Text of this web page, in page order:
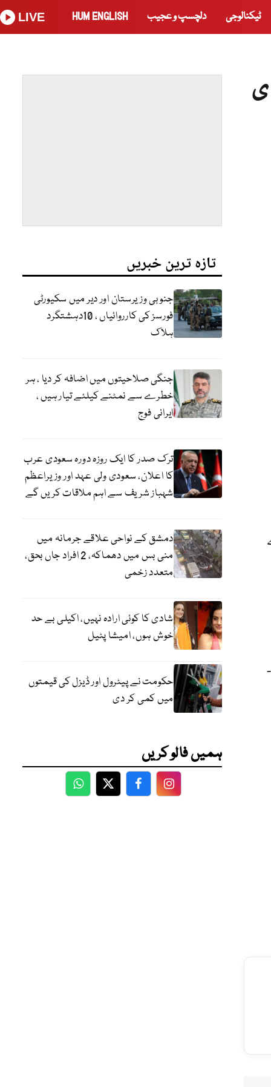
ٹیکنالوجی دلچسپ و عجیب HUM ENGLISH
LIVE
تازہ ترین خبریں
جنوبی وزیرستان اور دیر میں سکیورٹی
فورسز کی کارروائیاں ، 10دہشتگرد
ہلاک
جنگی صلاحیتوں میں اضافہ کر دیا ، ہر
خطرے سے نمٹنے کیلئے تیار ہیں ،
ایرانی فوج
ترک صدر کا ایک روزہ دورہ سعودی عرب
کا اعلان، سعودی ولی عہد اور وزیراعظم
شہباز شریف سے اہم ملاقات کریں گے
دمشق کے نواحی علاقے جرمانہ میں
منی بس میں دھماکہ، 2 افراد جاں بحق،
متعدد زخمی
شادی کا کوئی ارادہ نہیں، اکیلی بے حد
خوش ہوں، امیشا پٹیل
حکومت نے پیٹرول اور ڈیزل کی قیمتوں
میں کمی کر دی
ہمیں فالو کریں
WhatsApp
TwitterFacebookFacebook